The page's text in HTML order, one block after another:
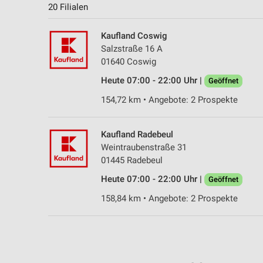
20 Filialen
Kaufland Coswig
Salzstraße 16 A
01640 Coswig
Heute 07:00 - 22:00 Uhr |
Geöffnet
154,72 km • Angebote: 2 Prospekte
Kaufland Radebeul
Weintraubenstraße 31
01445 Radebeul
Heute 07:00 - 22:00 Uhr |
Geöffnet
158,84 km • Angebote: 2 Prospekte